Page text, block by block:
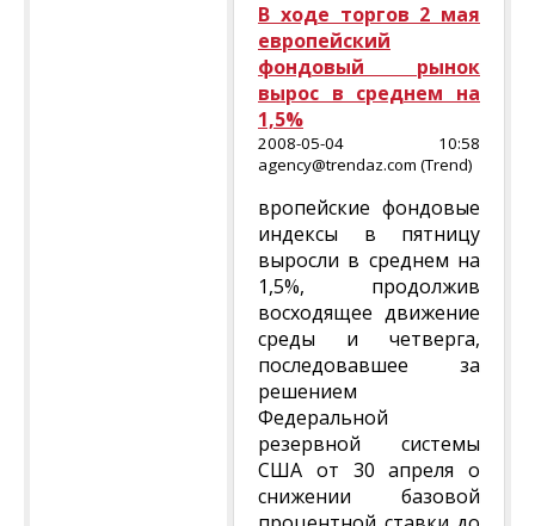
В ходе торгов 2 мая
европейский
фондовый рынок
вырос в среднем на
1,5%
2008-05-04 10:58
agency@trendaz.com (Trend)
вропейские фондовые
индексы в пятницу
выросли в среднем на
1,5%, продолжив
восходящее движение
среды и четверга,
последовавшее за
решением
Федеральной
резервной системы
США от 30 апреля о
снижении базовой